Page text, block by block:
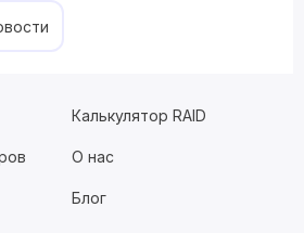
Калькулятор RAID
О нас
Блог